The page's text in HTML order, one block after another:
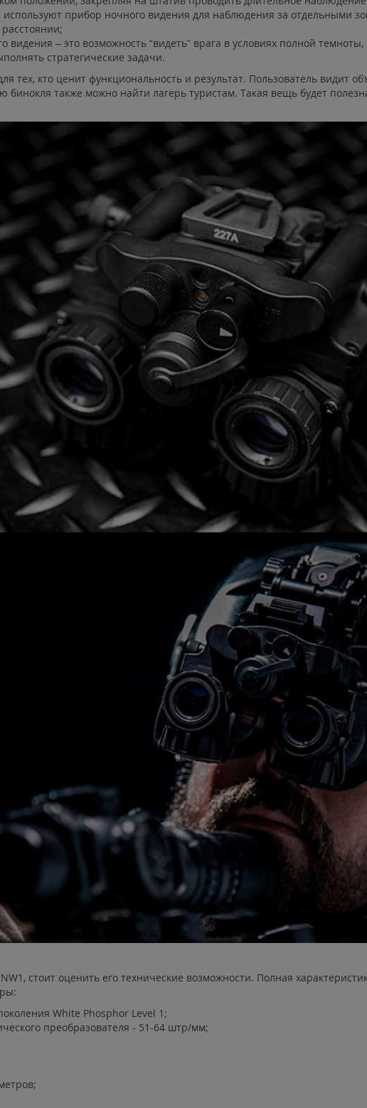
прибор ночного видения для наблюдения за отдельными
– это возможность “видеть” врага в условиях полной
стратегические задачи.
тех, кто ценит функциональность и результат. Пользователь видит
также можно найти лагерь туристам. Такая вещь будет
стоит оценить его технические возможности. Полная
White Phosphor Level 1;
преобразователя - 51-64 штр/мм;